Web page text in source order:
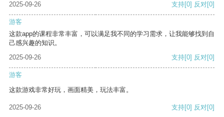
2025-09-26 支持[0] 反对[0]
游客
这款app的课程非常丰富，可以满足我不同的学习需求，让我能够找到自
己感兴趣的知识。
2025-09-26
支持[0] 反对[0]
游客
这款游戏非常好玩，画面精美，玩法丰富。
2025-09-26 支持[0] 反对[0]